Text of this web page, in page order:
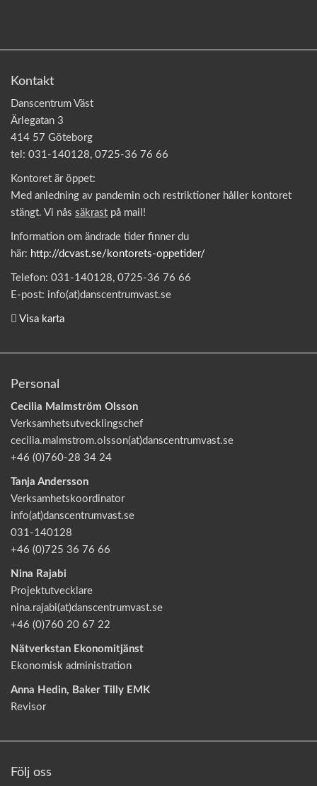
Kontakt
Danscentrum Väst
Ärlegatan 3
414 57 Göteborg
tel: 031-140128, 0725-36 76 66
Kontoret är öppet:
Med anledning av pandemin och restriktioner håller kontoret
stängt. Vi nås säkrast på mail!
Information om ändrade tider finner du
här: http://dcvast.se/kontorets-oppetider/
Telefon: 031-140128, 0725-36 76 66
E-post: info(at)danscentrumvast.se
Visa karta
Personal
Cecilia Malmström Olsson
Verksamhetsutvecklingschef
cecilia.malmstrom.olsson(at)danscentrumvast.se
+46 (0)760-28 34 24
Tanja Andersson
Verksamhetskoordinator
info(at)danscentrumvast.se
031-140128
+46 (0)725 36 76 66
Nina Rajabi
Projektutvecklare
nina.rajabi(at)danscentrumvast.se
+46 (0)760 20 67 22
Nätverkstan Ekonomitjänst
Ekonomisk administration
Anna Hedin, Baker Tilly EMK
Revisor
Följ oss